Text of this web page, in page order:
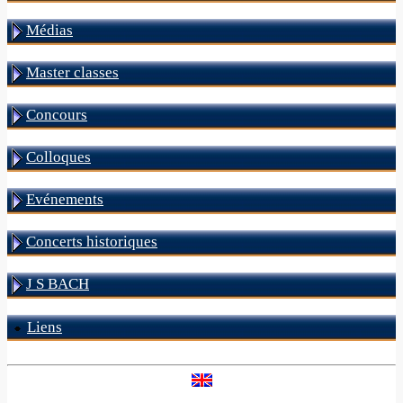
Médias
Master classes
Concours
Colloques
Evénements
Concerts historiques
J S BACH
Liens